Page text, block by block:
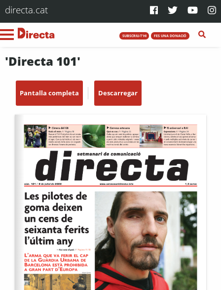
directa.cat
SUBSCRIU-T'HI FES UNA DONACIÓ
'Directa 101'
Pantalla completa Descarregar